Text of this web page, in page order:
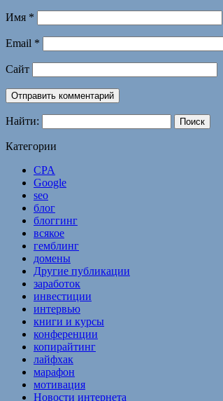
Имя *
Email *
Сайт
Найти:
Категории
CPA
Google
seo
блог
блоггинг
всякое
гемблинг
домены
Другие публикации
заработок
инвестиции
интервью
книги и курсы
конференции
копирайтинг
лайфхак
марафон
мотивация
Новости интернета